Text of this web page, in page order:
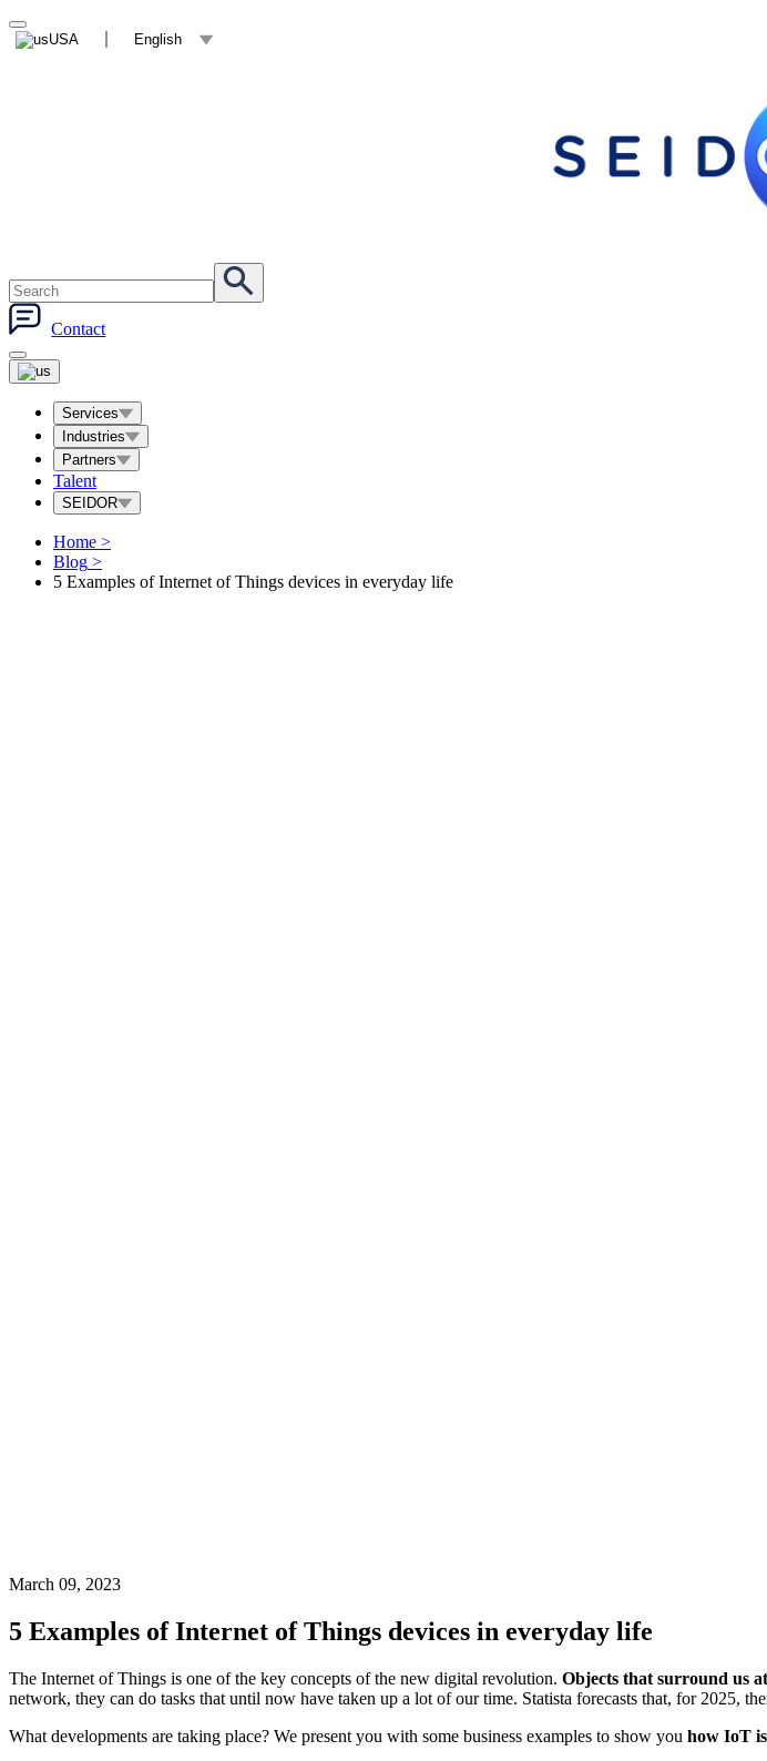
USA English
Contact
Services
Industries
Partners
Talent
SEIDOR
Home >
Blog >
5 Examples of Internet of Things devices in everyday life
March 09, 2023
5 Examples of Internet of Things devices in everyday life
The Internet of Things is one of the key concepts of the new digital revolution. Objects that surround us
network, they can do tasks that until now have taken up a lot of our time. Statista forecasts that, for 2025,
What developments are taking place? We present you with some business examples to show you how IoT